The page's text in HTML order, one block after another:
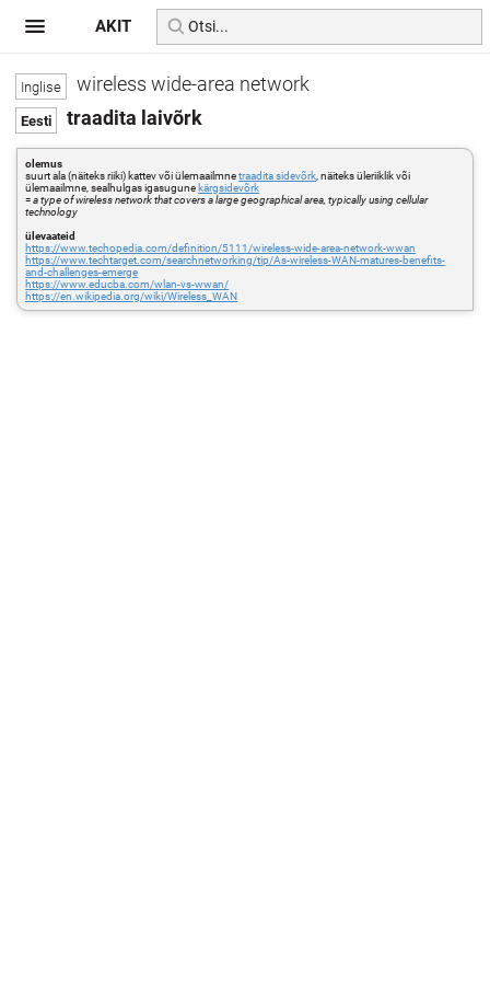
wireless wide-area network
traadita laivõrk
olemus
suurt ala (näiteks riiki) kattev või ülemaailmnetraadita sidevõrk , näiteks üleriiklik või
ülemaailmne, sealhulgas igasugune kärgsidevõrk
=a type of wireless network that covers a large geographical area, typically using cellular
technology
ülevaateid
https://www.techopedia.com/definition/5111/wireless-wide-area-network-wwan
https://www.techtarget.com/searchnetworking/tip/As-wireless-WAN-matures-benefits-
and-challenges-emerge
https://www.educba.com/wlan-vs-wwan/
https://en.wikipedia.org/wiki/Wireless_WAN
AKIT